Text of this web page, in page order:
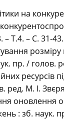
на
– Т.4. – С. 31-43.
пр. / голов.
ред. М. І.
оновлення
: зб. наук.